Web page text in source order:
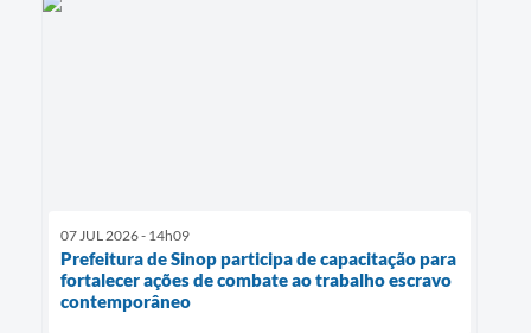
07 JUL 2026 - 14h09
Prefeitura de Sinop participa de capacitação para
fortalecer ações de combate ao trabalho escravo
contemporâneo